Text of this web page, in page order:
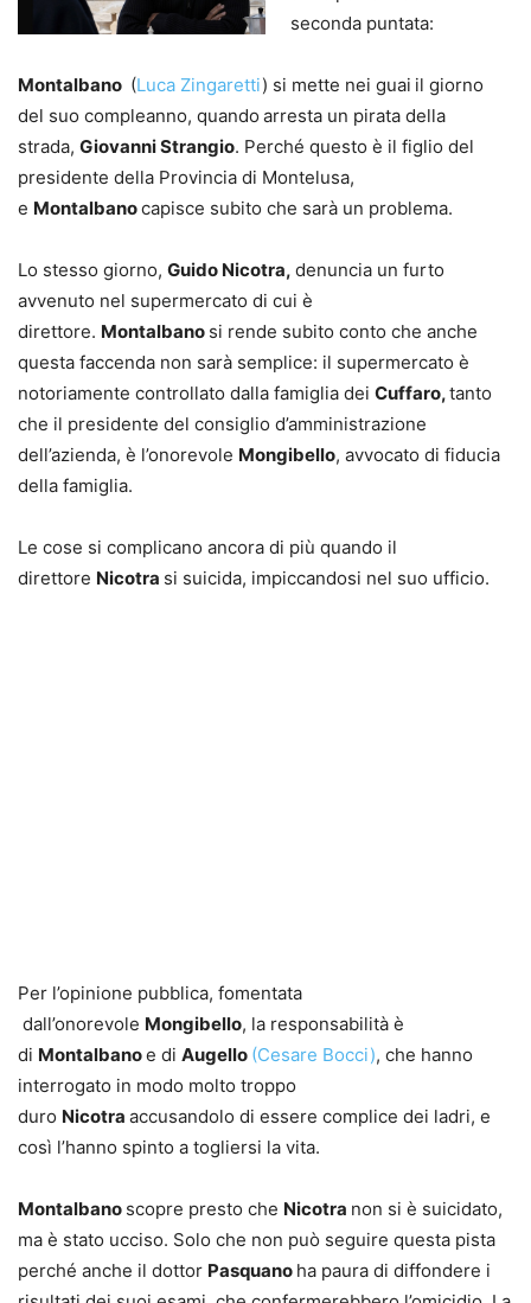
seconda puntata:
Montalbano (Luca Zingaretti) si mette nei guai il giorno
del suo compleanno, quando arresta un pirata della
strada, Giovanni Strangio. Perché questo è il figlio del
presidente della Provincia di Montelusa,
e Montalbanocapisce subito che sarà un problema.
Lo stesso giorno, Guido Nicotra, denuncia un furto
avvenuto nel supermercato di cui è
direttore. Montalbano si rende subito conto che anche
questa faccenda non sarà semplice: il supermercato è
notoriamente controllato dalla famiglia dei Cuffaro,tanto
che il presidente del consiglio d’amministrazione
dell’azienda, è l’onorevole Mongibello, avvocato di fiducia
della famiglia.
Le cose si complicano ancora di più quando il
direttore Nicotra si suicida, impiccandosi nel suo ufficio.
Per l’opinione pubblica, fomentata
dall’onorevole Mongibello, la responsabilità è
di Montalbanoe di Augello (Cesare Bocci), che hanno
interrogato in modo molto troppo
duro Nicotra accusandolo di essere complice dei ladri, e
così l’hanno spinto a togliersi la vita.
Montalbano scopre presto che Nicotra non si è suicidato,
ma è stato ucciso. Solo che non può seguire questa pista
perché anche il dottor Pasquano ha paura di diffondere i